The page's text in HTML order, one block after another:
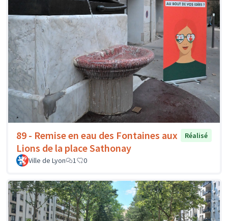
89 - Remise en eau des Fontaines aux
Lions de la place Sathonay
Réalisé
Ville de Lyon 1 0